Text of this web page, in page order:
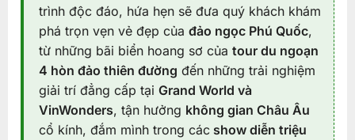
trình độc đáo, hứa hẹn sẽ đưa quý khách khám
phá trọn vẹn vẻ đẹp của đảo ngọc Phú Quốc,
từ những bãi biển hoang sơ của tour du ngoạn
4 hòn đảo thiên đường đến những trải nghiệm
giải trí đẳng cấp tại Grand World và
VinWonders, tận hưởng không gian Châu Âu
cổ kính, đắm mình trong cácshow diễn triệu